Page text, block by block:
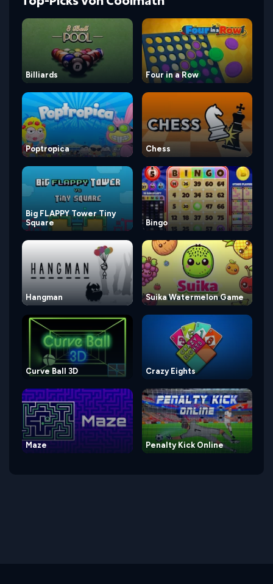
Billiards Four in a Row
Poptropica Chess
Big FLAPPY Tower Tiny
Square
Bingo
Hangman Suika Watermelon Game
Curve Ball 3D Crazy Eights
Maze Penalty Kick Online